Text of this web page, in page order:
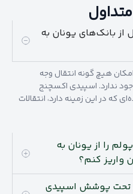
از بانک‌های یونان به
هیچ گونه انتقال وجه
ندارد. اسپیدی اکسچنج
که در این زمینه دارد، انتقالات
را از یونان به
واریز کنم؟
تحت پوشش اسپیدی